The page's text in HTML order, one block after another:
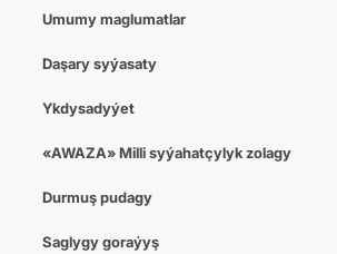
Umumy maglumatlar
Daşary syýasaty
Ykdysadyýet
«AWAZA» Milli syýahatçylyk zolagy
Durmuş pudagy
Saglygy goraýyş